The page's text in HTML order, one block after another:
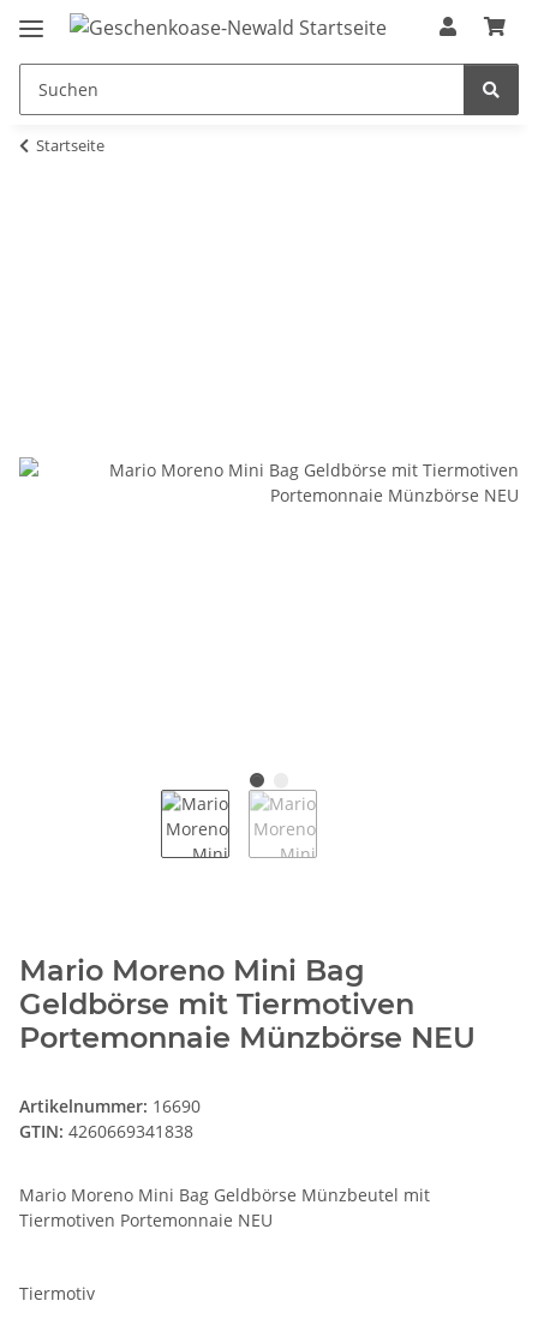
Startseite
Mario Moreno Mini Bag
Geldbörse mit Tiermotiven
Portemonnaie Münzbörse NEU
Artikelnummer: 16690
GTIN: 4260669341838
Mario Moreno Mini Bag Geldbörse Münzbeutel mit
Tiermotiven Portemonnaie NEU
Tiermotiv